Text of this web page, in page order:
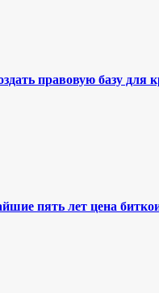
правовую базу для
пять лет цена